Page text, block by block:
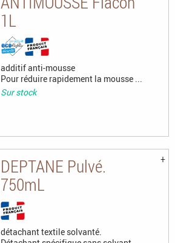
1L
additif anti-mousse
Pour réduire rapidement la mousse ...
Sur stock
DEPTANE Pulvé.
750mL
détachant textile solvanté.